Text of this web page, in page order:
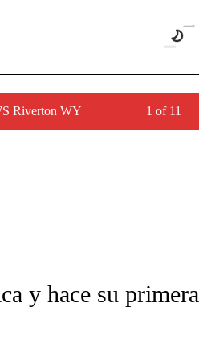
Riverton WY 1 of 11
ABOUT NEW PAGES ON "CNN-SPANISH".
y hace su primera